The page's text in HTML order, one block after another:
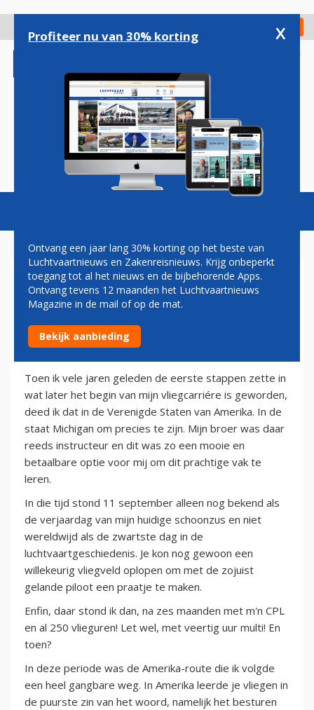
gaan
Check in
Magazine Podcasts Vacatures
ERIC VAN WALSEM: FULL
CIRCLE
1 augustus 2012
Toen ik vele jaren geleden de eerste stappen zette in
wat later het begin van mijn vliegcarriére is geworden,
deed ik dat in de Verenigde Staten van Amerika. In de
staat Michigan om precies te zijn. Mijn broer was daar
reeds instructeur en dit was zo een mooie en
betaalbare optie voor mij om dit prachtige vak te
leren.
In die tijd stond 11 september alleen nog bekend als
de verjaardag van mijn huidige schoonzus en niet
wereldwijd als de zwartste dag in de
luchtvaartgeschiedenis. Je kon nog gewoon een
willekeurig vliegveld oplopen om met de zojuist
gelande piloot een praatje te maken.
Enfin, daar stond ik dan, na zes maanden met m'n CPL
en al 250 vlieguren! Let wel, met veertig uur multi! En
toen?
In deze periode was de Amerika-route die ik volgde
een heel gangbare weg. In Amerika leerde je vliegen in
de puurste zin van het woord, namelijk het besturen
Profiteer nu van 30% korting x
Ontvang een jaar lang 30% korting op het beste van
Luchtvaartnieuws en Zakenreisnieuws. Krijg onbeperkt
toegang tot al het nieuws en de bijbehorende Apps.
Ontvang tevens 12 maanden het Luchtvaartnieuws
Magazine in de mail of op de mat.
Bekijk aanbieding